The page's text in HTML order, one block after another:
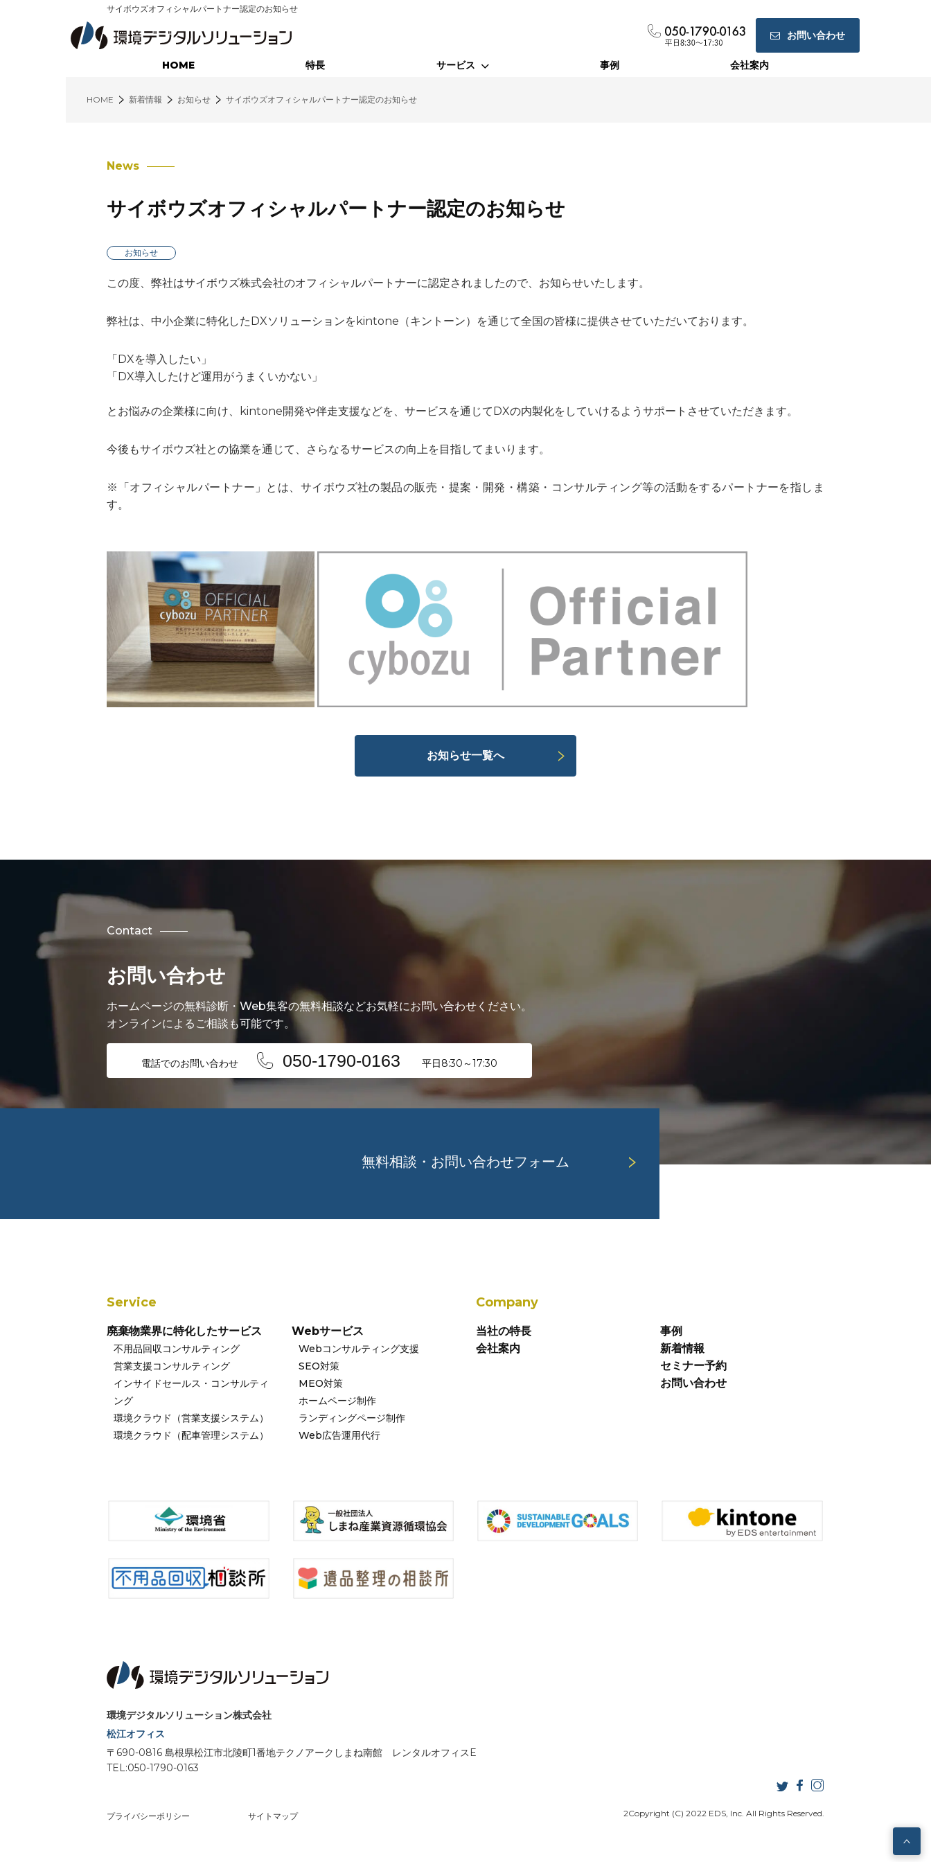
サイボウズオフィシャルパートナー認定のお知らせ
お問い合わせ
HOME 特長 サービス
インサイドセールス・コンサルティング
環境クラウド（営業支援システム）
環境クラウド（配車管理システム）
MEO対策
事例 会社案内
HOME 新着情報 お知らせ サイボウズオフィシャルパートナー認定のお知らせ
News
サイボウズオフィシャルパートナー認定のお知らせ
お知らせ
この度、弊社はサイボウズ株式会社のオフィシャルパートナーに認定されましたので、お知らせいたします。
弊社は、中小企業に特化したDXソリューションをkintone（キントーン）を通じて全国の皆様に提供させていただいております。
「DXを導入したい」
「DX導入したけど運用がうまくいかない」
とお悩みの企業様に向け、kintone開発や伴走支援などを、サービスを通じてDXの内製化をしていけるようサポートさせていただきます。
今後もサイボウズ社との協業を通じて、さらなるサービスの向上を目指してまいります。
※「オフィシャルパートナー」とは、サイボウズ社の製品の販売・提案・開発・構築・コンサルティング等の活動をするパートナーを指しま
す。
お知らせ一覧へ
Contact
お問い合わせ
ホームページの無料診断・Web集客の無料相談などお気軽にお問い合わせください。
オンラインによるご相談も可能です。
電話でのお問い合わせ 050-1790-0163 平日8:30～17:30
無料相談・お問い合わせフォーム
Service
廃棄物業界に特化したサービス
不用品回収コンサルティング
営業支援コンサルティング
インサイドセールス・コンサルティ
ング
環境クラウド（営業支援システム）
環境クラウド（配車管理システム）
Webサービス
Webコンサルティング支援
SEO対策
MEO対策
ホームページ制作
ランディングページ制作
Web広告運用代行
Company
当社の特長
会社案内
事例
新着情報
セミナー予約
お問い合わせ
環境デジタルソリューション株式会社
松江オフィス
〒690-0816 島根県松江市北陵町1番地テクノアークしまね南館 レンタルオフィスE
TEL:050-1790-0163
プライバシーポリシー サイトマップ 2Copyright (C) 2022 EDS, Inc. All Rights Reserved.